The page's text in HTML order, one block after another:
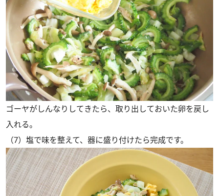
ゴーヤがしんなりしてきたら、取り出しておいた卵を戻し
入れる。
（7）塩で味を整えて、器に盛り付けたら完成です。